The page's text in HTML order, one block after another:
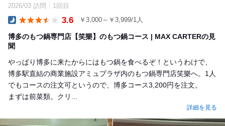
2026/03 訪問 1回目
3.6 ￥3,000～￥3,999/1人
博多のもつ鍋専門店【笑樂】のもつ鍋コース | MAX CARTERの見
聞
やっぱり博多に来たからにはもつ鍋を食べるぞ！というわけで、
博多駅直結の商業施設アミュプラザ内のもつ鍋専門店笑樂へ。1人
でもコースの注文可というので、博多コース3,200円を注文。
まずは前菜類。クリ...
詳細を見る